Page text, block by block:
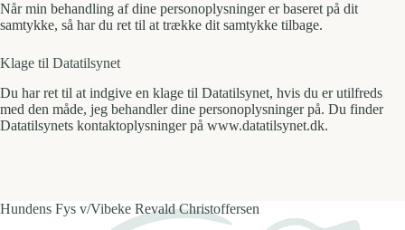
Når min behandling af dine personoplysninger er baseret på dit
samtykke, så har du ret til at trække dit samtykke tilbage.
Klage til Datatilsynet
Du har ret til at indgive en klage til Datatilsynet, hvis du er utilfreds
med den måde, jeg behandler dine personoplysninger på. Du finder
Datatilsynets kontaktoplysninger på www.datatilsynet.dk.
Hundens Fys v/Vibeke Revald Christoffersen